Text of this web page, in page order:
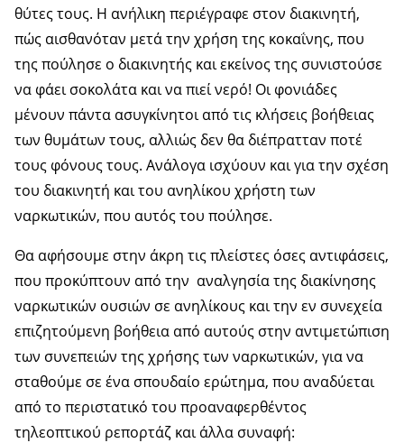
θύτες τους. Η ανήλικη περιέγραφε στον διακινητή,
πώς αισθανόταν μετά την χρήση της κοκαΐνης, που
της πούλησε ο διακινητής και εκείνος της συνιστούσε
να φάει σοκολάτα και να πιεί νερό! Οι φονιάδες
μένουν πάντα ασυγκίνητοι από τις κλήσεις βοήθειας
των θυμάτων τους, αλλιώς δεν θα διέπρατταν ποτέ
τους φόνους τους. Ανάλογα ισχύουν και για την σχέση
του διακινητή και του ανηλίκου χρήστη των
ναρκωτικών, που αυτός του πούλησε.
Θα αφήσουμε στην άκρη τις πλείστες όσες αντιφάσεις,
που προκύπτουν από την αναλγησία της διακίνησης
ναρκωτικών ουσιών σε ανηλίκους και την εν συνεχεία
επιζητούμενη βοήθεια από αυτούς στην αντιμετώπιση
των συνεπειών της χρήσης των ναρκωτικών, για να
σταθούμε σε ένα σπουδαίο ερώτημα, που αναδύεται
από το περιστατικό του προαναφερθέντος
τηλεοπτικού ρεπορτάζ και άλλα συναφή: